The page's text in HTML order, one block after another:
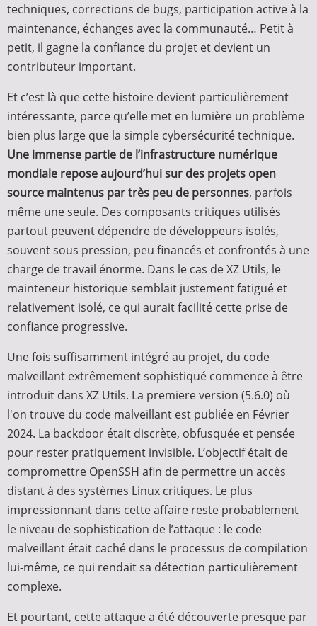
techniques, corrections de bugs, participation active à la
maintenance, échanges avec la communauté… Petit à
petit, il gagne la confiance du projet et devient un
contributeur important.
Et c’est là que cette histoire devient particulièrement
intéressante, parce qu’elle met en lumière un problème
bien plus large que la simple cybersécurité technique.
Une immense partie de l’infrastructure numérique
mondiale repose aujourd’hui sur des projets open
source maintenus par très peu de personnes, parfois
même une seule. Des composants critiques utilisés
partout peuvent dépendre de développeurs isolés,
souvent sous pression, peu financés et confrontés à une
charge de travail énorme. Dans le cas de XZ Utils, le
mainteneur historique semblait justement fatigué et
relativement isolé, ce qui aurait facilité cette prise de
confiance progressive.
Une fois suffisamment intégré au projet, du code
malveillant extrêmement sophistiqué commence à être
introduit dans XZ Utils. La premiere version (5.6.0) où
l'on trouve du code malveillant est publiée en Février
2024. La backdoor était discrète, obfusquée et pensée
pour rester pratiquement invisible. L’objectif était de
compromettre OpenSSH afin de permettre un accès
distant à des systèmes Linux critiques. Le plus
impressionnant dans cette affaire reste probablement
le niveau de sophistication de l’attaque : le code
malveillant était caché dans le processus de compilation
lui-même, ce qui rendait sa détection particulièrement
complexe.
Et pourtant, cette attaque a été découverte presque par